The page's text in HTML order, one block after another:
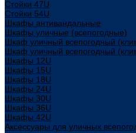
Стойки 47U
Стойки 54U
Шкафы антивандальные
Шкафы уличные (всепогодные)
Шкаф уличный всепогодный
Шкаф уличный всепогодный
Шкафы 12U
Шкафы 15U
Шкафы 18U
Шкафы 24U
Шкафы 30U
Шкафы 36U
Шкафы 42U
Аксессуары для уличных